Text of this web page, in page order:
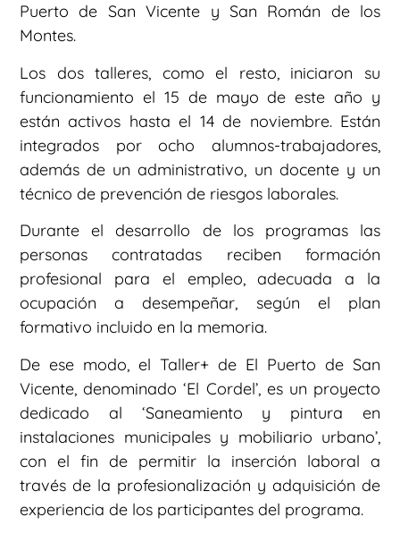
Puerto de San Vicente y San Román de los
Montes.
Los dos talleres, como el resto, iniciaron su
funcionamiento el 15 de mayo de este año y
están activos hasta el 14 de noviembre. Están
integrados por ocho alumnos-trabajadores,
además de un administrativo, un docente y un
técnico de prevención de riesgos laborales.
Durante el desarrollo de los programas las
personas contratadas reciben formación
profesional para el empleo, adecuada a la
ocupación a desempeñar, según el plan
formativo incluido en la memoria.
De ese modo, el Taller+ de El Puerto de San
Vicente, denominado ‘El Cordel’, es un proyecto
dedicado al ‘Saneamiento y pintura en
instalaciones municipales y mobiliario urbano’,
con el fin de permitir la inserción laboral a
través de la profesionalización y adquisición de
experiencia de los participantes del programa.